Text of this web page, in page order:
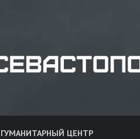
ГУМАНИТАРНЫЙ ЦЕНТР